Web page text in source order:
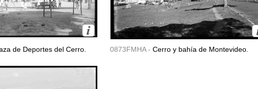
de Deportes del Cerro. 0873FMHA - Cerro y bahía de Montevideo.